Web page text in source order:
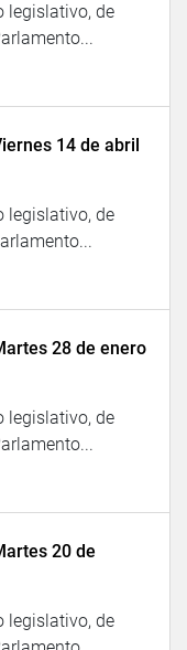
legislativo, de
14 de abril
legislativo, de
28 de enero
legislativo, de
20 de
legislativo, de